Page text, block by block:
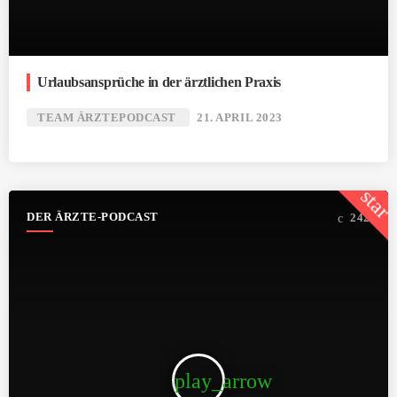
Urlaubsansprüche in der ärztlichen Praxis
TEAM ÄRZTEPODCAST 21. APRIL 2023
DER ÄRZTE-PODCAST
play_arrow
242
star